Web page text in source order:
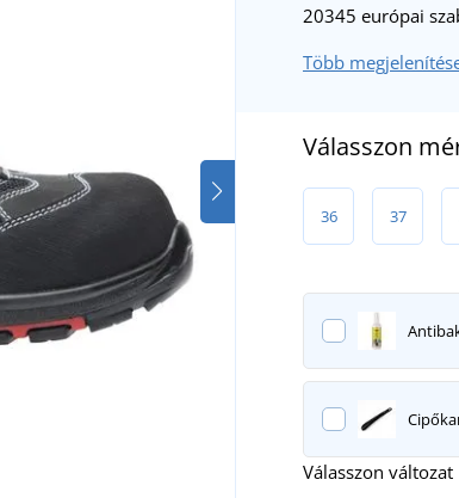
20345 európai
Több
Válasszon
36 37
Válasszon változat